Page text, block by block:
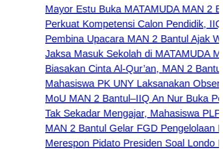
Mayor Estu Buka MATAMUDA MAN 2
Perkuat Kompetensi Calon Pendidik, IIQ
Pembina Upacara MAN 2 Bantul Ajak
Jaksa Masuk Sekolah di MATAMUDA
Biasakan Cinta Al-Qur’an, MAN 2 Bantul
Mahasiswa PK UNY Laksanakan
MoU MAN 2 Bantul–IIQ An Nur Buka
Tak Sekadar Mengajar, Mahasiswa PLP
MAN 2 Bantul Gelar FGD Pengelolaan
Merespon Pidato Presiden Soal Londo